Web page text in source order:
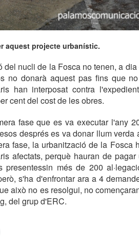
aquest projecte urbanístic.
nucli de la Fosca no tenen, a
no donarà aquest pas fins que
han interposat contra
cent del cost de les obres.
fase que es va executar l'any
després es va donar llum verda
fase, la urbanització de la Fosca
afectats, perquè hauran de
més de 200
s'ha d'enfrontar ara a 4
això no es resolgui, no
del grup d'ERC.